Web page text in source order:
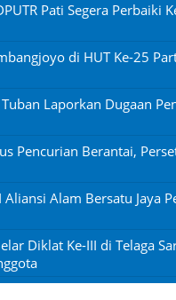
Pati Segera Perbaiki
di HUT Ke-25
Laporkan Dugaan
Pencurian Berantai,
Alam Bersatu Jaya
Diklat Ke-III di Telaga